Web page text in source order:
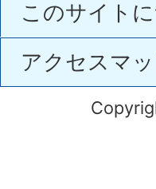
このサイト
アクセスマ